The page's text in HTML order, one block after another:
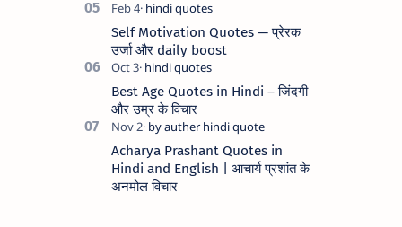
Self Motivation Quotes — प्रेरक
उर्जा और daily boost
Best Age Quotes in Hindi – जिंदगी
और उम्र के विचार
Acharya Prashant Quotes in
Hindi and English | आचार्य प्रशांत के
अनमोल विचार